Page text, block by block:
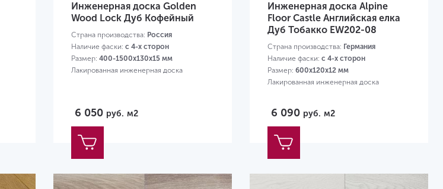
Инженерная доска Golden
Wood Lock Дуб Кофейный
Страна производства: Россия
Наличие фаски: с 4-х сторон
Размер: 400-1500х130х15 мм
Лакированная инженерная доска
6 050 руб. м2
Инженерная доска Alpine
Floor Castle Английская елка
Дуб Тобакко EW202-08
Страна производства: Германия
Наличие фаски: с 4-х сторон
Размер: 600х120х12 мм
Лакированная инженерная доска
6 090 руб. м2